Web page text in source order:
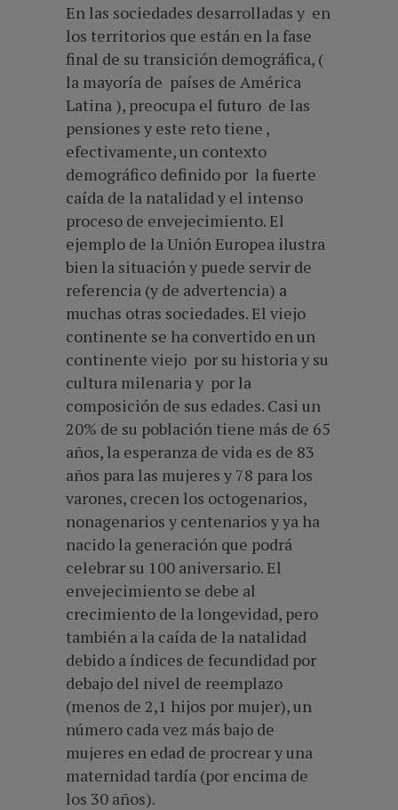
En las sociedades desarrolladas y en
los territorios que están en la fase
final de su transición demográfica, (
la mayoría de países de América
Latina ), preocupa el futuro de las
pensiones y este reto tiene ,
efectivamente, un contexto
demográfico definido por la fuerte
caída de la natalidad y el intenso
proceso de envejecimiento. El
ejemplo de la Unión Europea ilustra
bien la situación y puede servir de
referencia (y de advertencia) a
muchas otras sociedades. El viejo
continente se ha convertido en un
continente viejo por su historia y su
cultura milenaria y por la
composición de sus edades. Casi un
20% de su población tiene más de 65
años, la esperanza de vida es de 83
años para las mujeres y 78 para los
varones, crecen los octogenarios,
nonagenarios y centenarios y ya ha
nacido la generación que podrá
celebrar su 100 aniversario. El
envejecimiento se debe al
crecimiento de la longevidad, pero
también a la caída de la natalidad
debido a índices de fecundidad por
debajo del nivel de reemplazo
(menos de 2,1 hijos por mujer), un
número cada vez más bajo de
mujeres en edad de procrear y una
maternidad tardía (por encima de
los 30 años).